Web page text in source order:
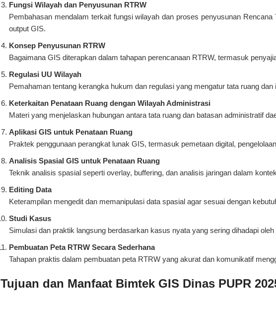
Fungsi Wilayah dan Penyusunan RTRW
Pembahasan mendalam terkait fungsi wilayah dan proses penyusunan
output GIS.
Konsep Penyusunan RTRW
Bagaimana GIS diterapkan dalam tahapan perencanaan RTRW, termasuk
Regulasi UU Wilayah
Pemahaman tentang kerangka hukum dan regulasi yang mengatur tata ruang dan
Keterkaitan Penataan Ruang dengan Wilayah Administrasi
Materi yang menjelaskan hubungan antara tata ruang dan batasan administratif
Aplikasi GIS untuk Penataan Ruang
Praktek penggunaan perangkat lunak GIS, termasuk pemetaan digital,
Analisis Spasial GIS untuk Penataan Ruang
Teknik analisis spasial seperti overlay, buffering, dan analisis jaringan dalam
Editing Data
Keterampilan mengedit dan memanipulasi data spasial agar sesuai dengan
Studi Kasus
Simulasi dan praktik langsung berdasarkan kasus nyata yang sering dihadapi
Pembuatan Peta RTRW Secara Sederhana
Tahapan praktis dalam pembuatan peta RTRW yang akurat dan komunikatif
Tujuan dan Manfaat Bimtek GIS Dinas PUPR